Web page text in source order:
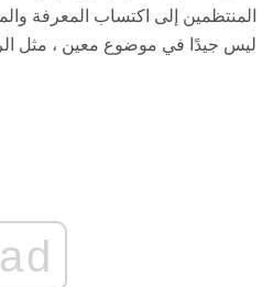
المنتظمين إلى اكتساب المعرفة
ليس جيدًا في موضوع معين ، مثل
ad